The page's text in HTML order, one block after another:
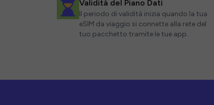
Validità del Piano Dati
Il periodo di validità inizia quando la tua
eSIM da viaggio si connette alla rete del
tuo pacchetto tramite le tue app.